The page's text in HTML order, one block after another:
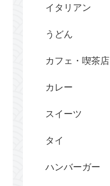
イタリアン
うどん
カフェ・喫茶店
カレー
スイーツ
タイ
ハンバーガー